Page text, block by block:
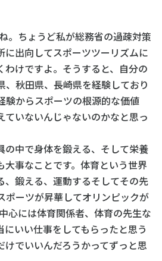
。ちょうど私が総務省の過疎対策
出向してスポーツツーリズムに
わけですよ。そうすると、自分の
、秋田県、長崎県を経験しており
験からスポーツの根源的な価値
ていないんじゃないのかなと思っ
の中で身体を鍛える、そして栄養
大事なことです。体育という世界
、鍛える、運動するそしてその先
ポーツが昇華してオリンピックが
心には体育関係者、体育の先生な
にいい仕事をしてもらったと思う
けでいいんだろうかってずっと思